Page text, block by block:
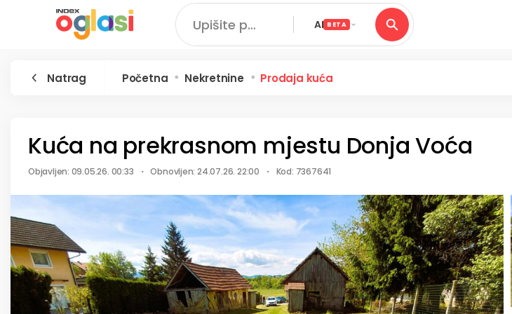
AI BETA
Natrag Početna ・ Nekretnine ・ Prodaja kuća
Kuća na prekrasnom mjestu Donja Voća
Objavljen: 09.05.26. 00:33 Obnovljen: 24.07.26. 22:00 Kod: 7367641